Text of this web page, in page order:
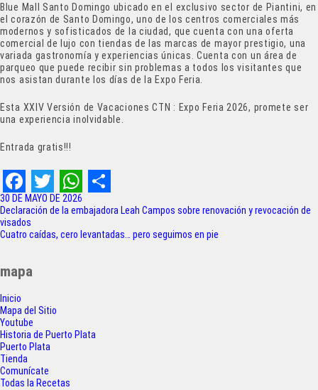
Blue Mall Santo Domingo ubicado en el exclusivo sector de Piantini, en
el corazón de Santo Domingo, uno de los centros comerciales más
modernos y sofisticados de la ciudad, que cuenta con una oferta
comercial de lujo con tiendas de las marcas de mayor prestigio, una
variada gastronomía y experiencias únicas. Cuenta con un área de
parqueo que puede recibir sin problemas a todos los visitantes que
nos asistan durante los días de la Expo Feria.
Esta XXIV Versión de Vacaciones CTN : Expo Feria 2026, promete ser
una experiencia inolvidable.
Entrada gratis!!!
F
a
e
b
o
o
k
T
w
t
e
r
W
h
p
S
h
30 DE MAYO DE 2026
Navegación
de
Declaración de la embajadora Leah Campos sobre renovación y revocación de
visados
Cuatro caídas, cero levantadas… pero seguimos en pie
mapa
Inicio
Mapa del Sitio
Youtube
Historia de Puerto Plata
Puerto Plata
Tienda
Comunícate
Todas la Recetas